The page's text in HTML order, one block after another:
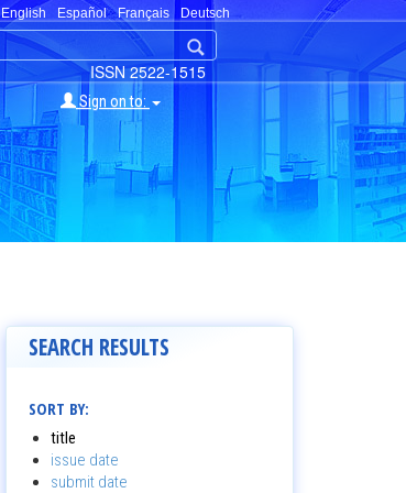
English Español Français Deutsch
ISSN 2522-1515
Sign on to:
SEARCH RESULTS
SORT BY:
title
issue date
submit date